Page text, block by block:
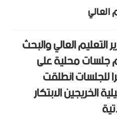
التعليم العالي والبحث
جلسات محلية على
للجلسات انطلقت
الخريجين الابتكار